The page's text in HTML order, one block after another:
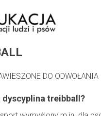
DO ODWOŁANIA
dyscyplina treibball?